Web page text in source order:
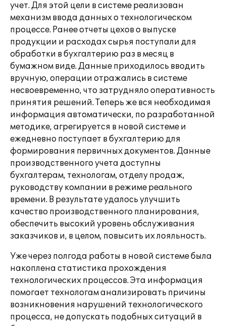
учет. Для этой цели в системе реализован
механизм ввода данных о технологическом
процессе. Ранее отчеты цехов о выпуске
продукции и расходах сырья поступали для
обработки в бухгалтерию раз в месяц в
бумажном виде. Данные приходилось вводить
вручную, операции отражались в системе
несвоевременно, что затрудняло оперативность
принятия решений. Теперь же вся необходимая
информация автоматически, по разработанной
методике, агрегируется в новой системе и
ежедневно поступает в бухгалтерию для
формирования первичных документов. Данные
производственного учета доступны
бухгалтерам, технологам, отделу продаж,
руководству компании в режиме реального
времени. В результате удалось улучшить
качество производственного планирования,
обеспечить высокий уровень обслуживания
заказчиков и, в целом, повысить их лояльность.
Уже через полгода работы в новой системе была
накоплена статистика прохождения
технологических процессов. Эта информация
помогает технологам анализировать причины
возникновения нарушений технологического
процесса, не допускать подобных ситуаций в